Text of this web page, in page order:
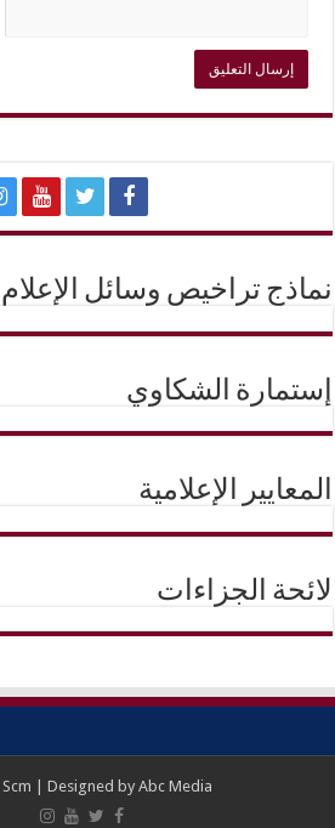
نماذج تراخيص وسائل الإعلام
إستمارة الشكاوي
المعايير الإعلامية
لائحة الجزاءات
Scm | Designed by Abc Media